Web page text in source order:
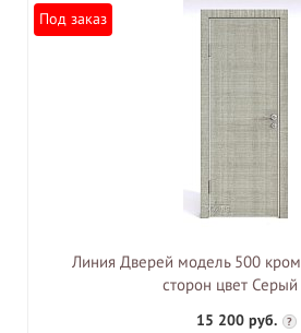
Под заказ
Линия Дверей модель 500
сторон цвет Серый
15 200 руб. ?